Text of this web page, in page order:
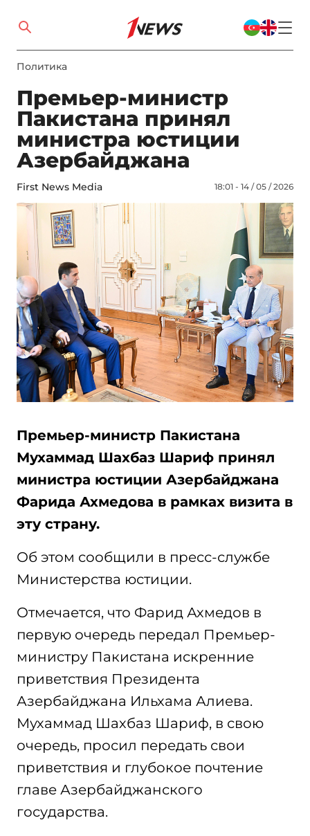
Политика
Премьер-министр
Пакистана принял
министра юстиции
Азербайджана
First News Media 18:01 - 14 / 05 / 2026
Премьер-министр Пакистана
Мухаммад Шахбаз Шариф принял
министра юстиции Азербайджана
Фарида Ахмедова в рамках визита в
эту страну.
Об этом сообщили в пресс-службе
Министерства юстиции.
Отмечается, что Фарид Ахмедов в
первую очередь передал Премьер-
министру Пакистана искренние
приветствия Президента
Азербайджана Ильхама Алиева.
Мухаммад Шахбаз Шариф, в свою
очередь, просил передать свои
приветствия и глубокое почтение
главе Азербайджанского
государства.